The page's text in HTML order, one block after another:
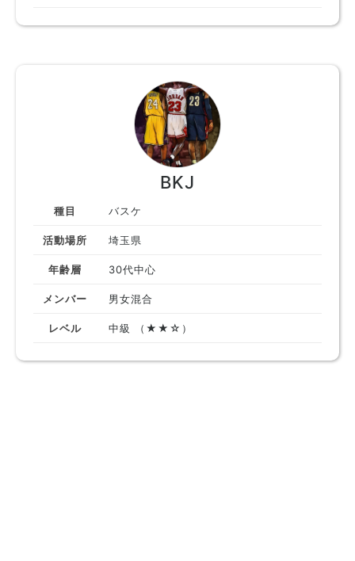
BKJ
種目 バスケ
活動場所 埼玉県
年齢層 30代中心
メンバー 男女混合
レベル 中級 （★★☆）